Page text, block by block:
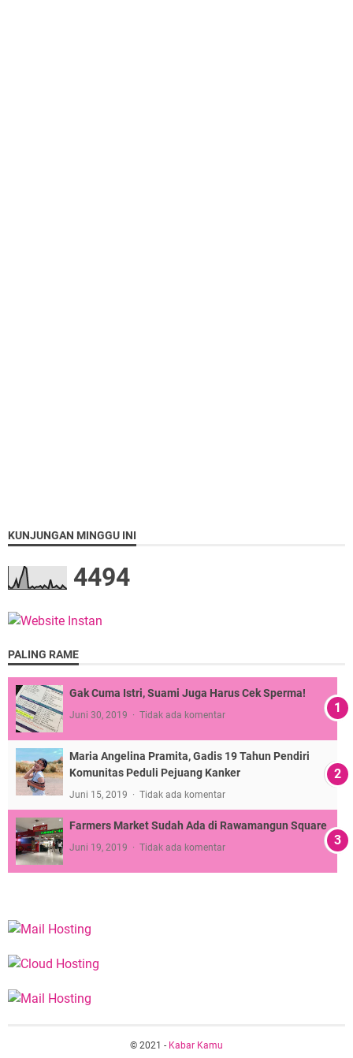
KUNJUNGAN MINGGU INI
4494
PALING RAME
Gak Cuma Istri, Suami Juga Harus Cek Sperma!
Juni 30, 2019 Tidak ada komentar
Maria Angelina Pramita, Gadis 19 Tahun Pendiri
Komunitas Peduli Pejuang Kanker
Juni 15, 2019 Tidak ada komentar
Farmers Market Sudah Ada di Rawamangun Square
Juni 19, 2019 Tidak ada komentar
© 2021 - Kabar Kamu